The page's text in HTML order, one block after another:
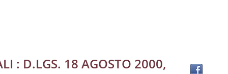
: D.LGS. 18 AGOSTO 2000,